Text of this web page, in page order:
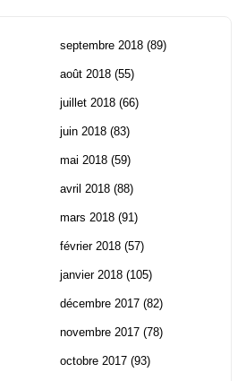
septembre 2018 (89)
août 2018 (55)
juillet 2018 (66)
juin 2018 (83)
mai 2018 (59)
avril 2018 (88)
mars 2018 (91)
février 2018 (57)
janvier 2018 (105)
décembre 2017 (82)
novembre 2017 (78)
octobre 2017 (93)